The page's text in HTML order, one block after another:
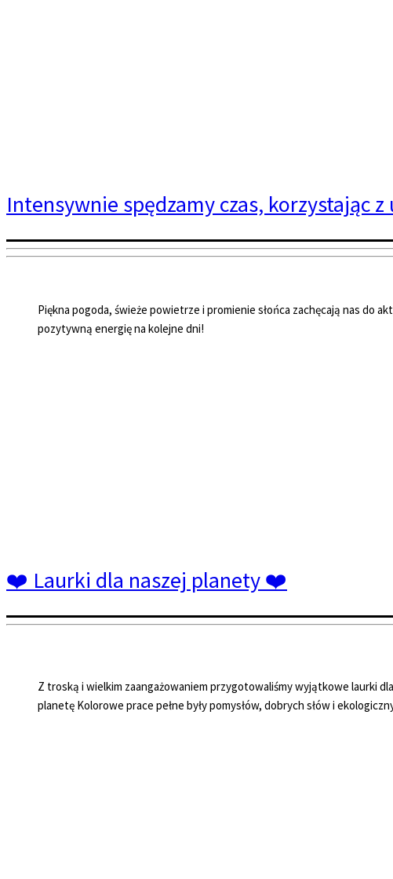
Piękna pogoda, świeże powietrze i promienie słońca zachęcają nas do
pozytywną energię na kolejne dni!
Intensywnie spędzamy czas, korzystając
Z troską i wielkim zaangażowaniem przygotowaliśmy wyjątkowe laurki
planetę Kolorowe prace pełne były pomysłów, dobrych słów i
❤️ Laurki dla naszej planety ❤️